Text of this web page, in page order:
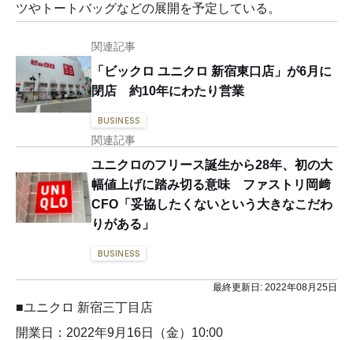
ツやトートバッグなどの展開を予定している。
関連記事
「ビックロ ユニクロ 新宿東口店」が6月に
閉店 約10年にわたり営業
BUSINESS
関連記事
ユニクロのフリース誕生から28年、初の大
幅値上げに踏み切る意味 ファストリ岡﨑
CFO「妥協したくないという大きなこだわ
りがある」
BUSINESS
最終更新日: 2022年08月25日
■ユニクロ 新宿三丁目店
開業日：2022年9月16日（金）10:00